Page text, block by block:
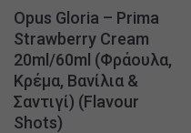
Opus Gloria – Prima
Strawberry Cream
20ml/60ml (Φράουλα,
Κρέμα, Βανίλια &
Σαντιγί) (Flavour
Shots)